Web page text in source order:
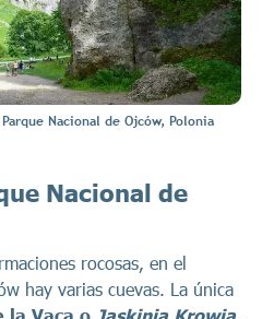
Nacional de Ojców, Polonia
Nacional de
rocosas, en el
hay varias cuevas. La única